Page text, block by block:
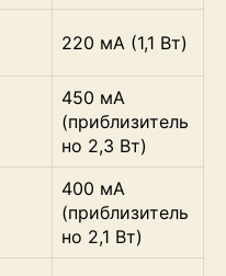
220 мА (1,1 Вт)
450 мА
(приблизитель
но 2,3 Вт)
400 мА
(приблизитель
но 2,1 Вт)